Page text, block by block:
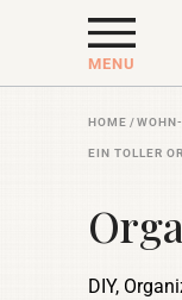
MENU
HOME /
EIN TOLLER
DIY,